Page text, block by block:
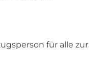
für alle zur